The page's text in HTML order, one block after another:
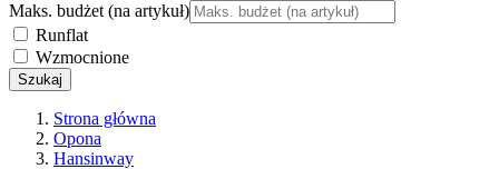
Maks. budżet (na artykuł)
Runflat
Wzmocnione
Szukaj
Strona główna
Opona
Hansinway